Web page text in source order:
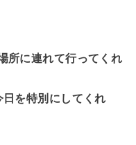
所に連れて行ってくれ
を特別にしてくれ